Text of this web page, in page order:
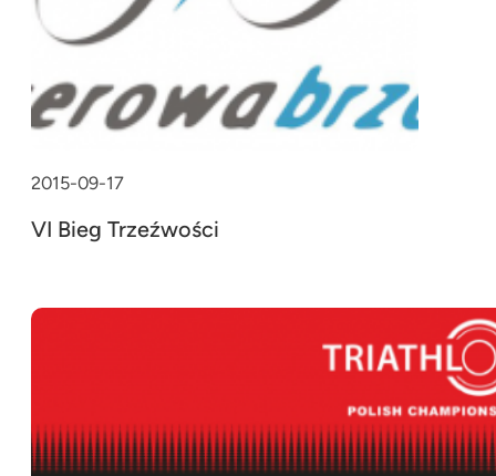
2015-09-17
VI Bieg Trzeźwości